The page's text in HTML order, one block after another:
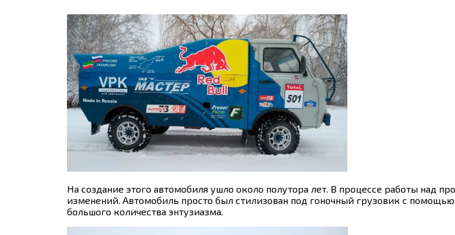
На создание этого автомобиля ушло около полутора лет. В процессе работы над
изменений. Автомобиль просто был стилизован под гоночный грузовик с
большого количества энтузиазма.